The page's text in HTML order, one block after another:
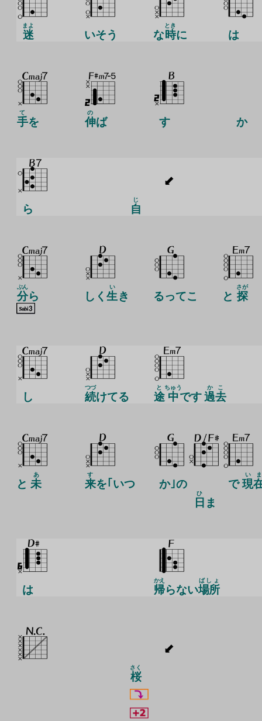
迷
まよ
いそう な時
とき
に は
手
て
を 伸
の
ば す か
ら 自
じ
分
ぶん
ら しく生
い
き るってこ と 探
さが
し 続
つづ
けてる 途
と
中
ちゅう
です過去
かこ
と 未
あ
来
す
を｢いつ
か｣の
日
ひ
ま
で 現
い ま
は 帰
かえ
らない場所
ばしょ
桜
さく